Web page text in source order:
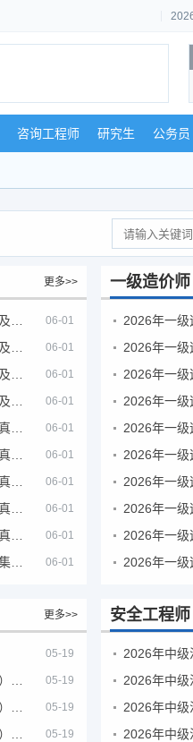
咨询工程师 研究生 公务员
更多>>
06-01
06-01
06-01
06-01
06-01
06-01
06-01
06-01
06-01
06-01
一级造价师
2026年一级
2026年一级
2026年一级
2026年一级
更多>>
05-19
05-19
05-19
05-19
安全工程师